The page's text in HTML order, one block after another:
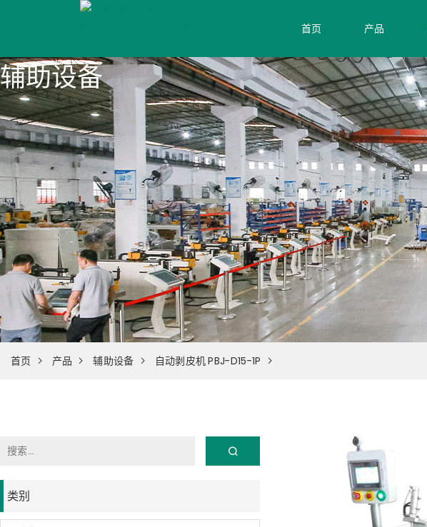
首页 产品
辅助设备
首页 产品 辅助设备 自动剥皮机 PBJ-D15-1P
类别